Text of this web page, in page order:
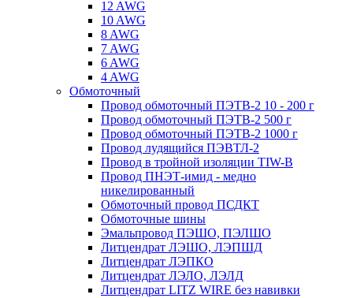
12 AWG
10 AWG
8 AWG
7 AWG
6 AWG
4 AWG
Обмоточный
Провод обмоточный ПЭТВ-2 10 - 200 г
Провод обмоточный ПЭТВ-2 500 г
Провод обмоточный ПЭТВ-2 1000 г
Провод лудящийся ПЭВТЛ-2
Провод в тройной изоляции TIW-B
Провод ПНЭТ-имид - медно
никелированный
Обмоточный провод ПСДКТ
Обмоточные шины
Эмальпровод ПЭШО, ПЭЛШО
Литцендрат ЛЭШО, ЛЭПШД
Литцендрат ЛЭПКО
Литцендрат ЛЭЛО, ЛЭЛД
Литцендрат LITZ WIRE без навивки